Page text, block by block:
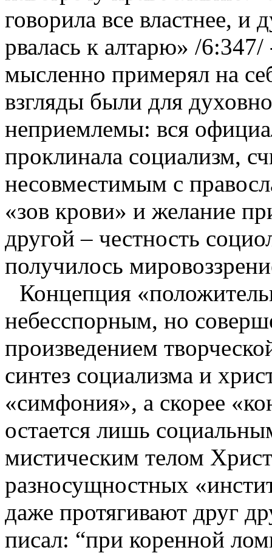
говорила все властнее,
рвалась к алтарю» /
мысленно примерял на
взгляды были для
неприемлемы: вся
проклинала социализм,
несовместимым с
«зов крови» и желание
другой – честность
получилось
Концепция
небесспорным, но
произведением
синтез социализма и
«симфония», а скорее
остается лишь
мистическим телом
разносущностных
даже протягивают друг
писал: “при коренной